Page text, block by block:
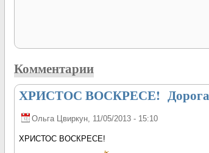
Комментарии
ХРИСТОС ВОСКРЕСЕ!
Ольга Цвиркун, 11/05/2013 - 15:10
ХРИСТОС ВОСКРЕСЕ!